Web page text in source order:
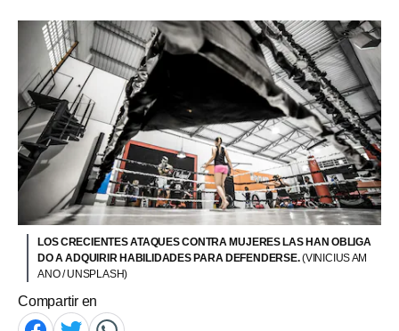
LOS CRECIENTES ATAQUES CONTRA MUJERES LAS HAN OBLIGA
DO A ADQUIRIR HABILIDADES PARA DEFENDERSE.(VINICIUS AM
ANO / UNSPLASH)
Compartir en